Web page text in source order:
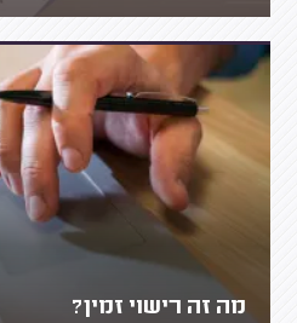
מה זה רישוי זמין?